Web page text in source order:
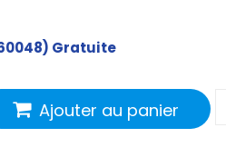
Gratuite
Ajouter au panier